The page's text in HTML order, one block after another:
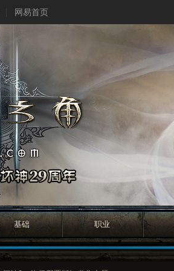
网易首页
基础 职业